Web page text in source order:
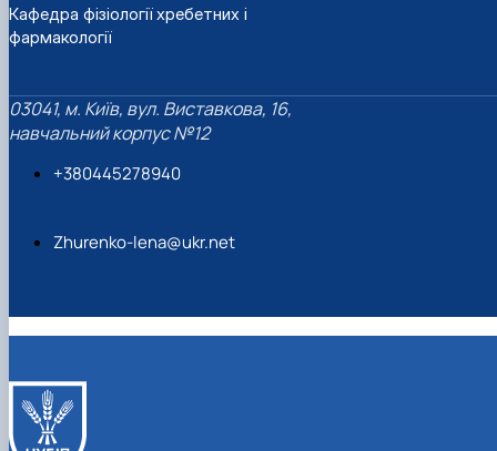
Кафедра фізіології хребетних і
фармакології
03041, м. Київ, вул. Виставкова, 16,
навчальний корпус №12
+380445278940
Zhurenko-lena@ukr.net